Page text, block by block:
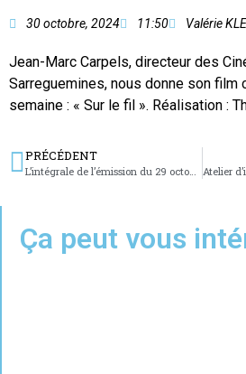
30 octobre, 2024 11:50 Valérie
Jean-Marc Carpels, directeur des
Sarreguemines, nous donne son
semaine : « Sur le fil ». Réalisation :
PRÉCÉDENT
L’intégrale de l’émission du 29 octobre 2024
Ça peut vous